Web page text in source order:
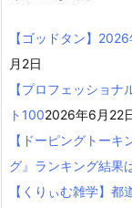
【ゴッドタン】
月2日
【プロフェッショ
ト1002026年6月22
【ドーピングトー
グ』ランキング結果
【くりぃむ雑学】